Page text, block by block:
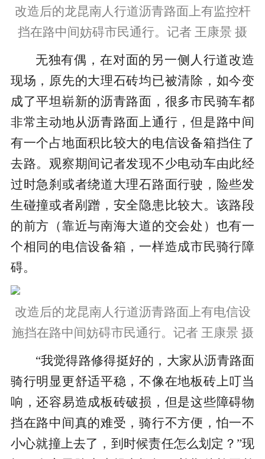
改造后的龙昆南人行道沥青路面上有监控杆
挡在路中间妨碍市民通行。记者 王康景 摄
无独有偶，在对面的另一侧人行道改造
现场，原先的大理石砖均已被清除，如今变
成了平坦崭新的沥青路面，很多市民骑车都
非常主动地从沥青路面上通行，但是路中间
有一个占地面积比较大的电信设备箱挡住了
去路。观察期间记者发现不少电动车由此经
过时急刹或者绕道大理石路面行驶，险些发
生碰撞或者剐蹭，安全隐患比较大。该路段
的前方（靠近与南海大道的交会处）也有一
个相同的电信设备箱，一样造成市民骑行障
碍。
改造后的龙昆南人行道沥青路面上有电信设
施挡在路中间妨碍市民通行。记者 王康景 摄
“我觉得路修得挺好的，大家从沥青路面
骑行明显更舒适平稳，不像在地板砖上叮当
响，还容易造成板砖破损，但是这些障碍物
挡在路中间真的难受，骑行不方便，怕一不
小心就撞上去了，到时候责任怎么划定？”现